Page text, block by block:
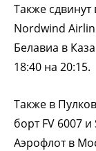
Также
Nordwind
Белавиа в
18:40 на 20:15.
Также в
борт FV 6007
Аэрофлот в